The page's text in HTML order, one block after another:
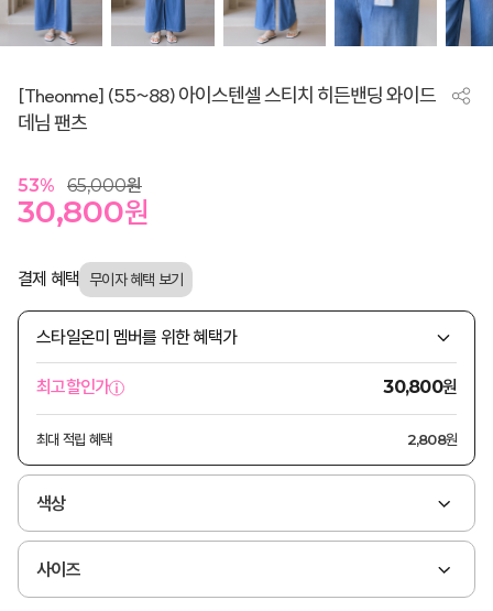
[Theonme] (55~88) 아이스텐셀 스티치 히든밴딩 와이드
데님 팬츠
53% 65,000원
30,800원
결제 혜택
스타일온미 멤버를 위한 혜택가
최고할인가 30,800원
최대 적립 혜택 2,808원
색상
사이즈